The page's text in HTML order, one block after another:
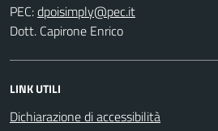
PEC:
Dott. Capirone Enrico
LINK UTILI
Dichiarazione di accessibilità